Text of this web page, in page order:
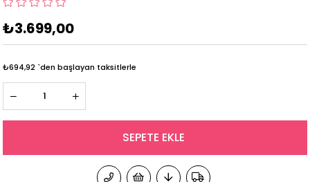
₺3.699,00
₺694,92 `den başlayan taksitlerle